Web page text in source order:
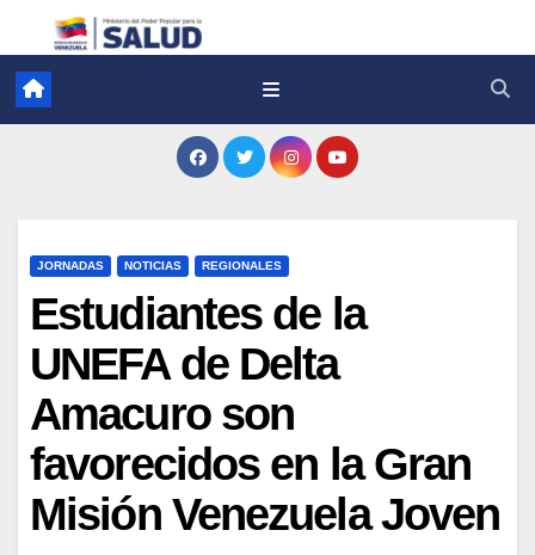
JORNADAS NOTICIAS REGIONALES
Estudiantes de la
UNEFA de Delta
Amacuro son
favorecidos en la Gran
Misión Venezuela Joven